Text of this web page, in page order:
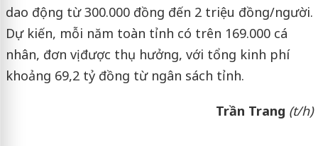
dao động từ 300.000 đồng đến 2 triệu đồng/người.
Dự kiến, mỗi năm toàn tỉnh có trên 169.000 cá
nhân, đơn vị được thụ hưởng, với tổng kinh phí
khoảng 69,2 tỷ đồng từ ngân sách tỉnh.
Trần Trang (t/h)